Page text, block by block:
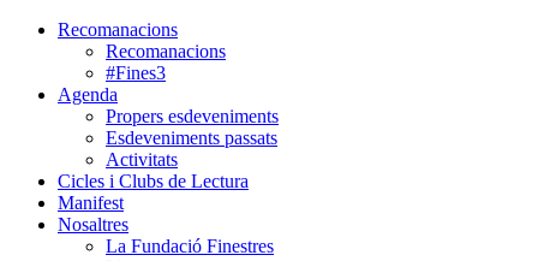
Recomanacions
Recomanacions
#Fines3
Agenda
Propers esdeveniments
Esdeveniments passats
Activitats
Cicles i Clubs de Lectura
Manifest
Nosaltres
La Fundació Finestres